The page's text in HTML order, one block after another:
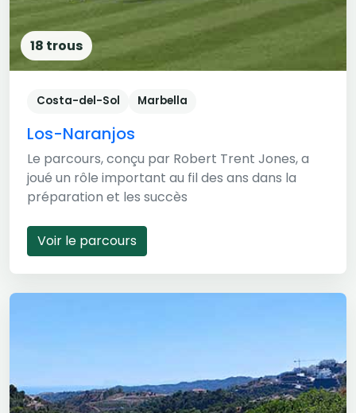
18 trous
Costa-del-Sol Marbella
Los-Naranjos
Le parcours, conçu par Robert Trent Jones, a
joué un rôle important au fil des ans dans la
préparation et les succès
Voir le parcours